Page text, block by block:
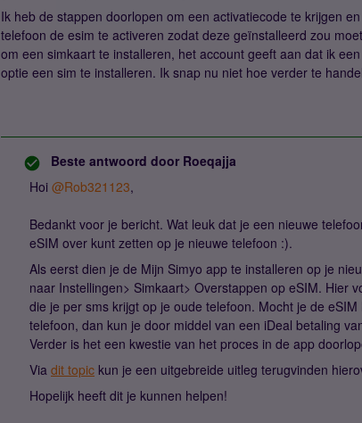
Ik heb de stappen doorlopen om een activatiecode te krijgen
telefoon de esim te activeren zodat deze geïnstalleerd zou
om een simkaart te installeren, het account geeft aan dat ik
optie een sim te installeren. Ik snap nu niet hoe verder te
Beste antwoord door Roeqajja
Hoi @Rob321123,
Bedankt voor je bericht. Wat leuk dat je een nieuwe
eSIM over kunt zetten op je nieuwe telefoon :).
Als eerst dien je de Mijn Simyo app te installeren op je
naar Instellingen> Simkaart> Overstappen op eSIM. Hier
die je per sms krijgt op je oude telefoon. Mocht je de
telefoon, dan kun je door middel van een iDeal betaling
Verder is het een kwestie van het proces in de app
Via dit topic kun je een uitgebreide uitleg terugvinden
Hopelijk heeft dit je kunnen helpen!